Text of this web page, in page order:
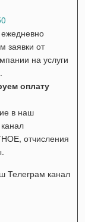
заявки от
на услуги
оплату
в наш
отчисления
Телеграм канал